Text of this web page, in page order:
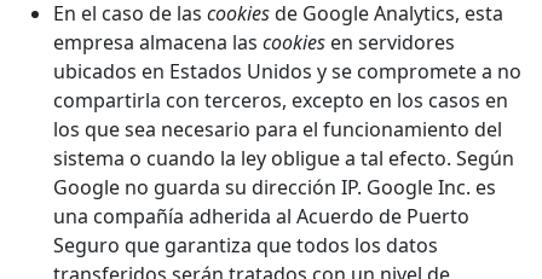
En el caso de las cookiesde Google Analytics, esta
empresa almacena las cookies en servidores
ubicados en Estados Unidos y se compromete a no
compartirla con terceros, excepto en los casos en
los que sea necesario para el funcionamiento del
sistema o cuando la ley obligue a tal efecto. Según
Google no guarda su dirección IP. Google Inc. es
una compañía adherida al Acuerdo de Puerto
Seguro que garantiza que todos los datos